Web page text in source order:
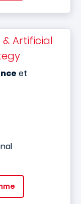
Artificial
et